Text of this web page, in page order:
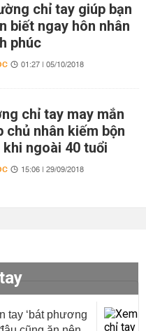
chỉ tay giúp bạn
biết ngay hôn nhân
phúc
01:27 | 05/10/2018
chỉ tay may mắn
chủ nhân kiếm bộn
ngoài 40 tuổi
15:06 | 29/09/2018
tay ‘bát phương